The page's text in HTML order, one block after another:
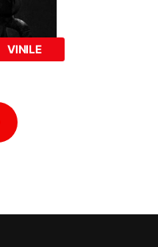
VINILE